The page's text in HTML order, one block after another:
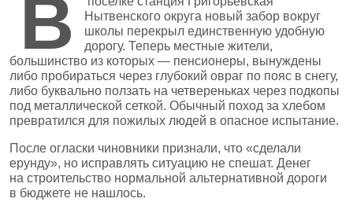
В
Нытвенского округа новый забор вокруг
школы перекрыл единственную удобную
дорогу. Теперь местные жители,
большинство из которых — пенсионеры, вынуждены
либо пробираться через глубокий овраг по пояс в снегу,
либо буквально ползать на четвереньках через подкопы
под металлической сеткой. Обычный поход за хлебом
превратился для пожилых людей в опасное испытание.
После огласки чиновники признали, что «сделали
ерунду», но исправлять ситуацию не спешат. Денег
на строительство нормальной альтернативной дороги
в бюджете не нашлось.